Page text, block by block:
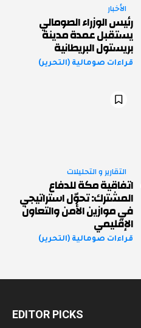
الأخبار
رئيس الوزراء الصومالي
يستقبل عمدة مدينة
بريستول البريطانية
قراءات صومالية (التحرير)
التقارير و التحليلات
اتفاقية مكة للدفاع
المشترك: تحوّل استراتيجي
في موازين الأمن والتعاون
الإقليمي
قراءات صومالية (التحرير)
EDITOR PICKS